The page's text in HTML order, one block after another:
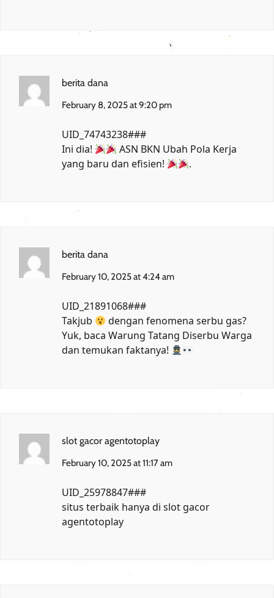
berita dana
February 8, 2025 at 9:20 pm
UID_74743238###
Ini dia!
ASN BKN Ubah Pola Kerja
yang baru dan efisien!
.
berita dana
February 10, 2025 at 4:24 am
UID_21891068###
Takjub
dengan fenomena serbu gas?
Yuk, baca Warung Tatang Diserbu Warga
dan temukan faktanya!
slot gacor agentotoplay
February 10, 2025 at 11:17 am
UID_25978847###
situs terbaik hanya di slot gacor
agentotoplay